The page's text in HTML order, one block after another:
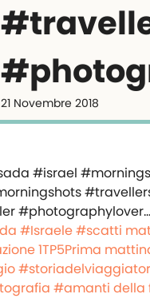
21 Novembre 2018
#Israele#scatti
1TP5Prima
#amanti della